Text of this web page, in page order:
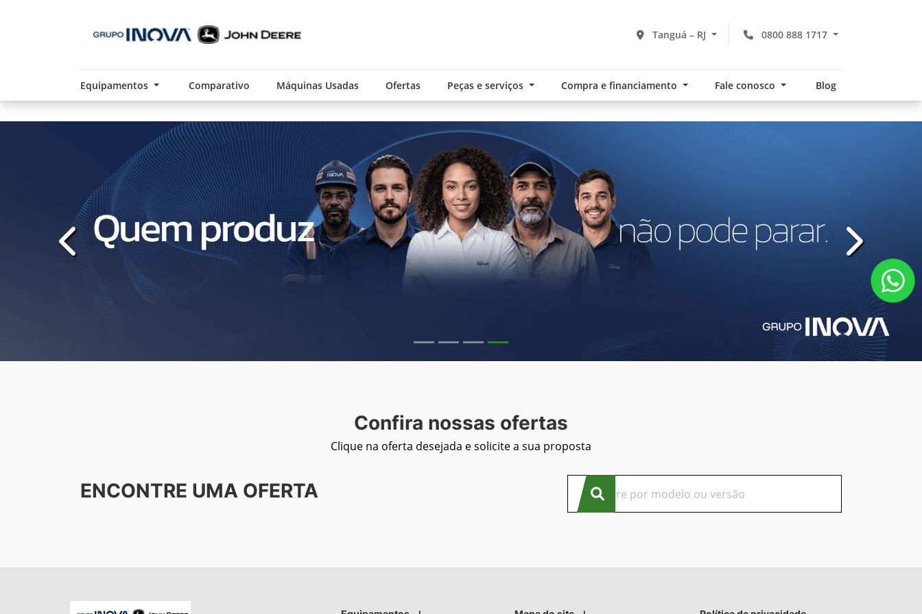
0800 888 1717
Tanguá – RJ
Equipamentos Comparativo Máquinas Usadas Ofertas Peças e serviços Compra e financiamento Fale conosco Blog
templates.template-01.components.carousel.texts.control_prev
Confira nossas ofertas
Clique na oferta desejada e solicite a sua proposta
ENCONTRE UMA OFERTA